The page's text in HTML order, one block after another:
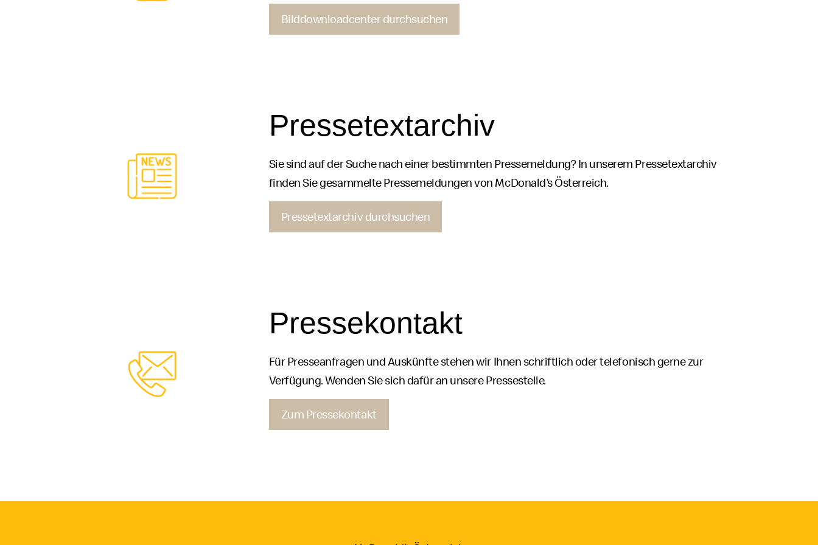
Bilddownloadcenter durchsuchen
Pressetextarchiv
Sie sind auf der Suche nach einer bestimmten Pressemeldung? In unserem Pressetextarchiv
finden Sie gesammelte Pressemeldungen von McDonald’sÖsterreich.
Pressetextarchiv durchsuchen
Pressekontakt
Für Presseanfragen und Auskünfte stehen wir Ihnen schriftlich oder telefonisch gerne zur
Verfügung. Wenden Sie sich dafür an unsere Pressestelle.
Zum Pressekontakt